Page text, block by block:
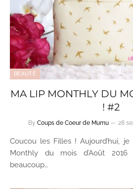
BEAUTÉ
MA LIP MONTHLY DU
! #2
By Coups de Coeur de Mumu 28
Coucou les Filles ! Aujourd’hui,
Monthly du mois d’Août
beaucoup…